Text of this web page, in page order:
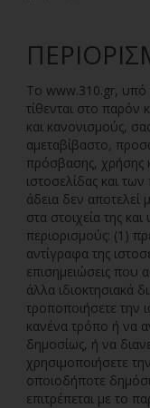
Το www.310.gr, υπό
τίθενται στο
και κανονισμούς,
αμεταβίβαστο,
πρόσβασης, χρήσης
ιστοσελίδας και
άδεια δεν αποτελεί
στα στοιχεία της
περιορισμούς: (1)
αντίγραφα της
επισημειώσεις που
άλλα ιδιοκτησιακά
τροποποιήσετε την
κανένα τρόπο ή να
δημοσίως, ή να
χρησιμοποιήσετε
οποιοδήποτε
επιτρέπεται με το